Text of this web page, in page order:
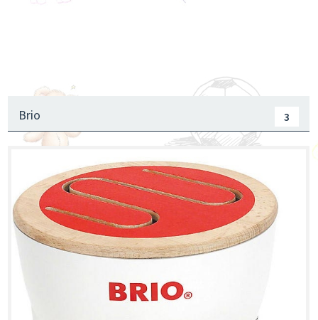
Traktori, Kamioni, Građevinske mašine
Brio 3